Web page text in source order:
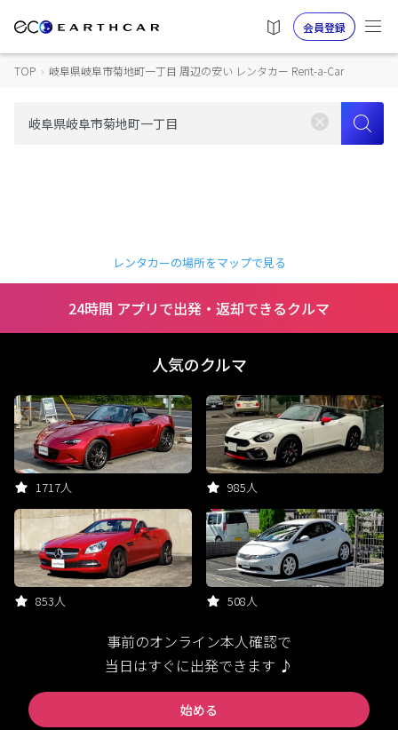
会員登録
TOP › 岐阜県岐阜市菊地町一丁目 周辺の安い レンタカー Rent-a-Car
レンタカーの場所をマップで見る
24時間 アプリで出発・返却できるクルマ
人気のクルマ
1717人 985人
853人 508人
事前のオンライン本人確認で
当日はすぐに出発できます ♪
始める